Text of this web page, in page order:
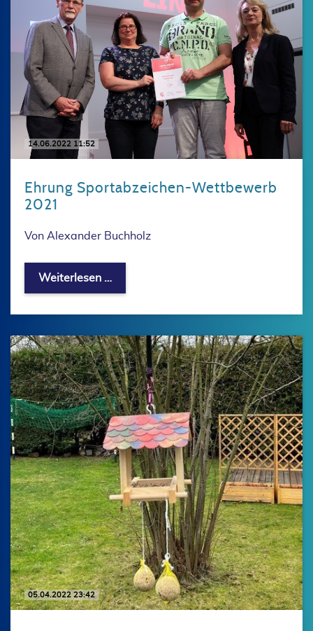
14.06.2022 11:52
Ehrung Sportabzeichen-Wettbewerb
2021
Von Alexander Buchholz
Weiterlesen …Ehrung Sportabzeichen-Wettbewerb
05.04.2022 23:42